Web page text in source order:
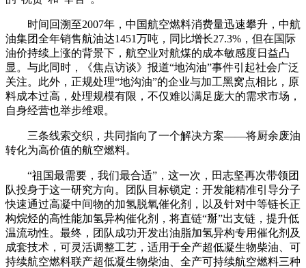
时间回溯至2007年，中国航空燃料消费量迅速攀升，中航
油集团全年销售航油达1451万吨，同比增长27.3%，但在国际
油价持续上涨的背景下，航空业对航煤的成本敏感度日益凸
显。与此同时，《焦点访谈》报道“地沟油”事件引起社会广泛
关注。此外，正规处理“地沟油”的企业与加工黑窝点相比，原
料成本过高，处理规模有限，不仅难以满足庞大的需求市场，
自身经营也举步维艰。
三条线索交织，共同指向了一个解决方案——将厨余废油
转化为高价值的航空燃料。
“祖国最需要，我们最合适”，这一次，田志坚再次带领团
队投身于这一研究方向。团队目标锁定：开发能精准引导分子
快速通过高凝中间物的加氢脱氧催化剂，以及针对中等链长正
构烷烃的高性能加氢异构催化剂，将直链“掰”出支链，提升低
温流动性。最终，团队成功开发出油脂加氢异构专用催化剂及
成套技术，可灵活调整工艺，适用于全产超低凝生物柴油、可
持续航空燃料联产超低凝生物柴油、全产可持续航空燃料三种